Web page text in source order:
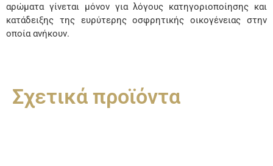
αρώματα γίνεται μόνον για λόγους κατηγοριοποίησης και
κατάδειξης της ευρύτερης οσφρητικής οικογένειας στην
οποία ανήκουν.
Σχετικά προϊόντα